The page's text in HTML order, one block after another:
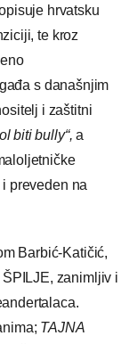
hrvatsku
te kroz
s današnjim
i zaštitni
biti bully“, a
preveden na
Barbić-Katičić,
zanimljiv i
TAJNA